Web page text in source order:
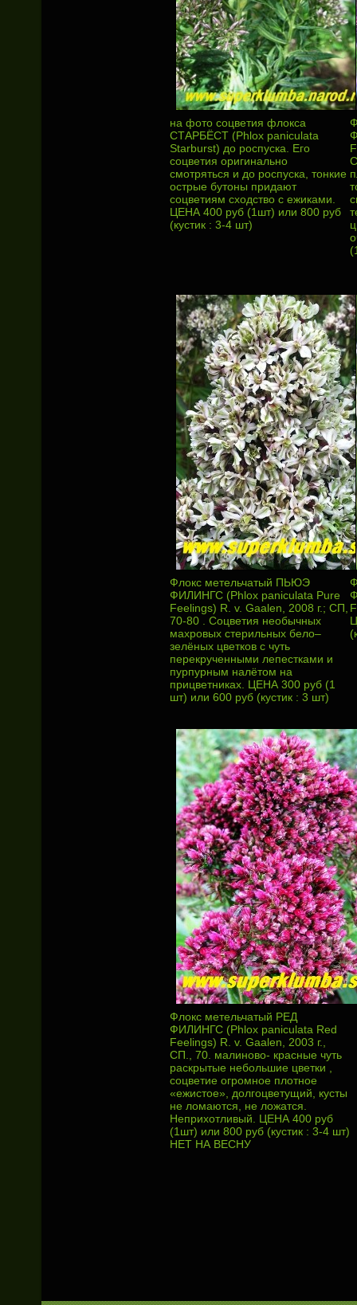
на фото соцветия флокса
СТАРБЁСТ (Phlox paniculata
Starburst) до роспуска. Его
соцветия оригинально
смотряться и до роспуска, тонкие
острые бутоны придают
соцветиям сходство с ежиками.
ЦЕНА 400 руб (1шт) или 800 руб
(кустик : 3-4 шт)
Флокс метельчатый ПЬЮЭ
ФИЛИНГС (Phlox paniculata Pure
Feelings) R. v. Gaalen, 2008 г.; СП,
70-80 . Соцветия необычных
махровых стерильных бело–
зелёных цветков с чуть
перекрученными лепестками и
пурпурным налётом на
прицветниках. ЦЕНА 300 руб (1
шт) или 600 руб (кустик : 3 шт)
Флокс метельчатый РЕД
ФИЛИНГС (Phlox paniculata Red
Feelings) R. v. Gaalen, 2003 г.,
СП., 70. малиново- красные чуть
раскрытые небольшие цветки ,
соцветие огромное плотное
«ежистое», долгоцветущий, кусты
не ломаются, не ложатся.
Неприхотливый. ЦЕНА 400 руб
(1шт) или 800 руб (кустик : 3-4 шт)
НЕТ НА ВЕСНУ